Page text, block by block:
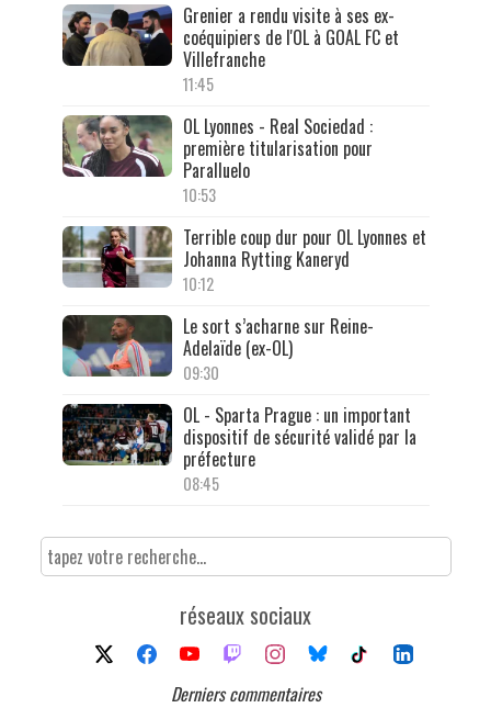
Grenier a rendu visite à ses ex-
coéquipiers de l'OL à GOAL FC et
Villefranche
11:45
OL Lyonnes - Real Sociedad :
première titularisation pour
Paralluelo
10:53
Terrible coup dur pour OL Lyonnes et
Johanna Rytting Kaneryd
10:12
Le sort s’acharne sur Reine-
Adelaïde (ex-OL)
09:30
OL - Sparta Prague : un important
dispositif de sécurité validé par la
préfecture
08:45
réseaux sociaux
Derniers commentaires